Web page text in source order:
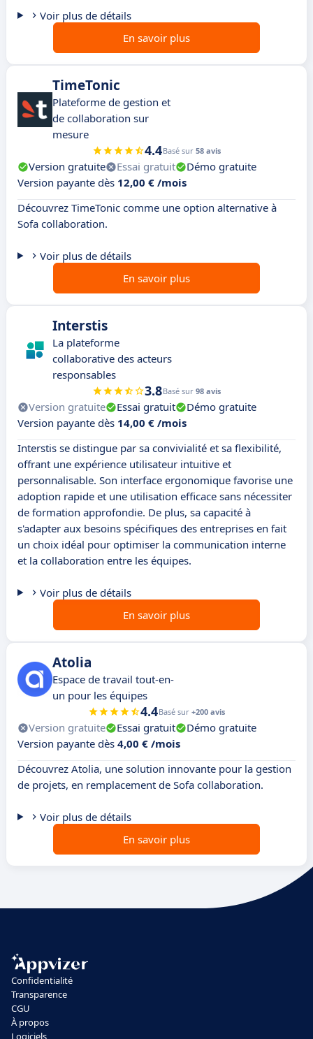
Voir plus de détails
En savoir plus
TimeTonic
Plateforme de gestion et
de collaboration sur
mesure
4.4Basé sur 58 avis
Version gratuite Essai gratuit
Démo gratuite
Version payante dès 12,00 € /mois
Découvrez TimeTonic comme une option alternative à
Sofa collaboration.
Voir plus de détails
En savoir plus
Interstis
La plateforme
collaborative des acteurs
responsables
3.8Basé sur 98 avis
Version gratuite Essai gratuit
Démo gratuite
Version payante dès 14,00 € /mois
Interstis se distingue par sa convivialité et sa flexibilité,
offrant une expérience utilisateur intuitive et
personnalisable. Son interface ergonomique favorise une
adoption rapide et une utilisation efficace sans nécessiter
de formation approfondie. De plus, sa capacité à
s'adapter aux besoins spécifiques des entreprises en fait
un choix idéal pour optimiser la communication interne
et la collaboration entre les équipes.
Voir plus de détails
En savoir plus
Atolia
Espace de travail tout-en-
un pour les équipes
4.4Basé sur +200 avis
Version gratuite Essai gratuit
Démo gratuite
Version payante dès 4,00 € /mois
Découvrez Atolia, une solution innovante pour la gestion
de projets, en remplacement de Sofa collaboration.
Voir plus de détails
En savoir plus
Confidentialité
Transparence
CGU
À propos
Logiciels